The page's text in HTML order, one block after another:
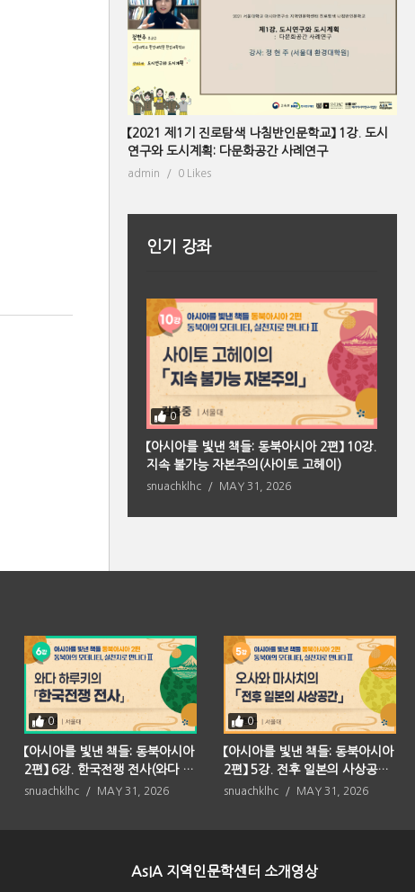
【2021 제1기 진로탐색 나침반인문학교】 1강. 도시
연구와 도시계획: 다문화공간 사례연구
admin 0 Likes
인기 강좌
0
【아시아를 빛낸 책들: 동북아시아 2편】 10강.
지속 불가능 자본주의(사이토 고헤이)
snuachklhc MAY 31, 2026
0
【아시아를 빛낸 책들: 동북아시아
2편】 6강. 한국전쟁 전사(와다 하
루키)
snuachklhc MAY 31, 2026
0
【아시아를 빛낸 책들: 동북아시아
2편】 5강. 전후 일본의 사상공간
(오사와 마사치)
snuachklhc MAY 31, 2026
AsIA 지역인문학센터 소개영상